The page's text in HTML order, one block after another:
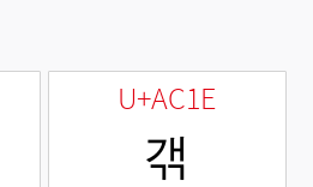
U+AC1E
갞